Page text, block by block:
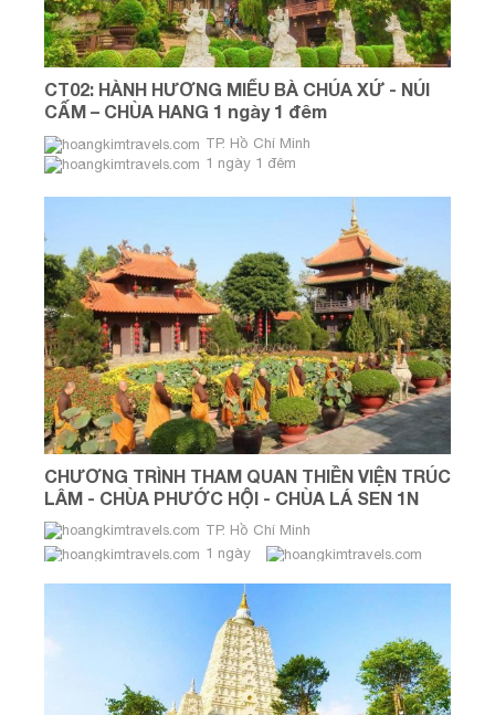
CT02: HÀNH HƯƠNG MIẾU BÀ CHÚA XỨ - NÚI
CẤM – CHÙA HANG 1 ngày 1 đêm
TP. Hồ Chí Minh
1 ngày 1 đêm
CHƯƠNG TRÌNH THAM QUAN THIỀN VIỆN TRÚC
LÂM - CHÙA PHƯỚC HỘI - CHÙA LÁ SEN 1N
TP. Hồ Chí Minh
1 ngày